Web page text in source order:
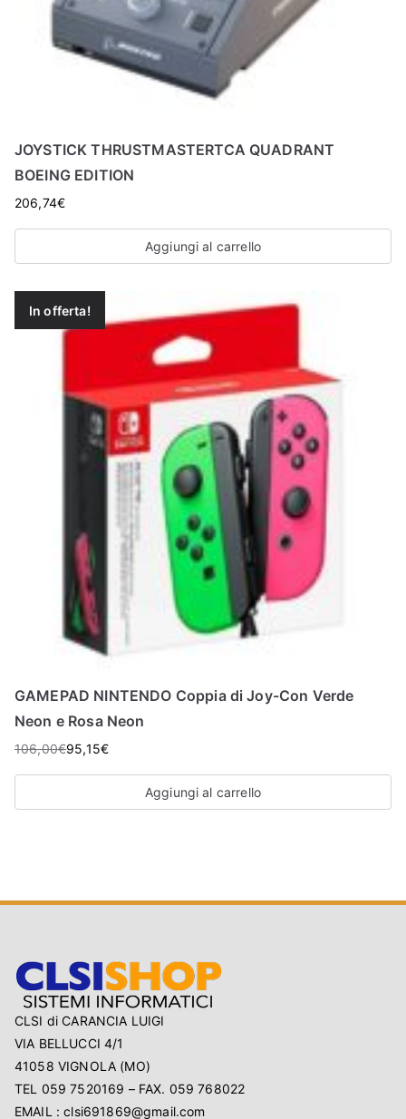
JOYSTICK THRUSTMASTERTCA QUADRANT
BOEING EDITION
206,74€
Aggiungi al carrello
In offerta!
GAMEPAD NINTENDO Coppia di Joy-Con Verde
Neon e Rosa Neon
106,00€95,15€
Aggiungi al carrello
CLSI di CARANCIA LUIGI
VIA BELLUCCI 4/1
41058 VIGNOLA (MO)
TEL 059 7520169 – FAX. 059 768022
EMAIL : clsi691869@gmail.com